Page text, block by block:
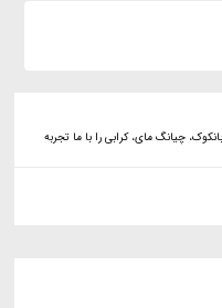
چیانگ مای، کرابی را با ما تجربه